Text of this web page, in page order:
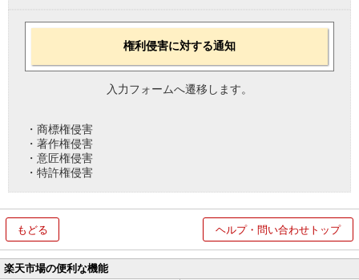
権利侵害に対する通知
入力フォームへ遷移します。
・商標権侵害
・著作権侵害
・意匠権侵害
・特許権侵害
もどる ヘルプ・問い合わせトップ
楽天市場の便利な機能